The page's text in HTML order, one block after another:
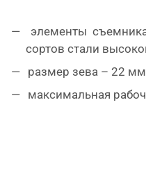
сортов стали
размер зева – 22
максимальная